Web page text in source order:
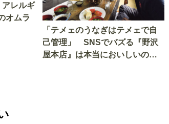
オムラ
「テメェのうなぎはテメェで自
己管理」 SNSでバズる『野沢
屋本店』は本当においしいの